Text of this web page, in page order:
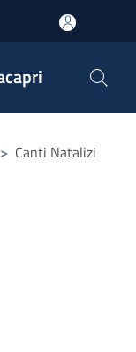
> Canti Natalizi